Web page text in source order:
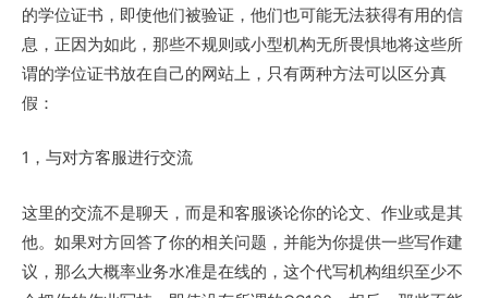
的学位证书，即使他们被验证，他们也可能无法获得有用的信
息， 正因为如此，那些不规则或小型机构无所畏惧地将这些所
谓的学位证书放在自己的网站上，只有两种方法可以区分真
假：
1，与对方客服进行交流
这里的交流不是聊天，而是和客服谈论你的论文、作业或是其
他。如果对方回答了你的相关问题，并能为你提供一些写作建
议，那么大概率业务水准是在线的，这个代写机构组织至少不